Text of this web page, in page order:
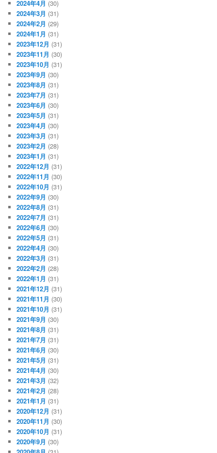
2024年4月 (30)
2024年3月 (31)
2024年2月 (29)
2024年1月 (31)
2023年12月 (31)
2023年11月 (30)
2023年10月 (31)
2023年9月 (30)
2023年8月 (31)
2023年7月 (31)
2023年6月 (30)
2023年5月 (31)
2023年4月 (30)
2023年3月 (31)
2023年2月 (28)
2023年1月 (31)
2022年12月 (31)
2022年11月 (30)
2022年10月 (31)
2022年9月 (30)
2022年8月 (31)
2022年7月 (31)
2022年6月 (30)
2022年5月 (31)
2022年4月 (30)
2022年3月 (31)
2022年2月 (28)
2022年1月 (31)
2021年12月 (31)
2021年11月 (30)
2021年10月 (31)
2021年9月 (30)
2021年8月 (31)
2021年7月 (31)
2021年6月 (30)
2021年5月 (31)
2021年4月 (30)
2021年3月 (32)
2021年2月 (28)
2021年1月 (31)
2020年12月 (31)
2020年11月 (30)
2020年10月 (31)
2020年9月 (30)